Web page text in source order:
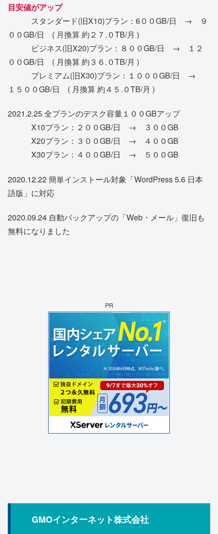
目安値がアップ
スタンダード(旧X10)プラン：6００GB/日 → ９
００GB/日 ( 月換算 約２７.０TB/月 )
ビジネス(旧X20)プラン：８００GB/日 → １２
００GB/日 ( 月換算 約３６.０TB/月 )
プレミアム(旧X30)プラン：１０００GB/日 →
１５００GB/日 ( 月換算 約４５.０TB/月 )
2021.2.25 全プランのデスク容量１００GBアップ
X10プラン：２００GB/日 → ３００GB
X20プラン：３００GB/日 → ４００GB
X30プラン：４００GB/日 → ５００GB
2020.12.22 簡単インストール対象「WordPress 5.6 日本
語版」に対応
2020.09.24 自動バックアップの「Web・メール」復旧も
無料になりました
PR
GMOインターネット株式会社